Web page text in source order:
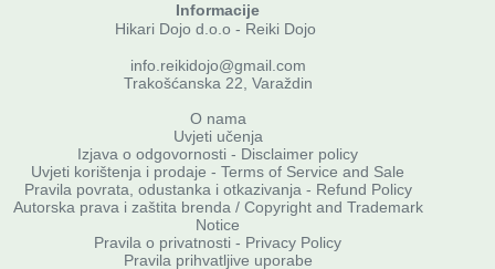
Informacije
Hikari Dojo d.o.o - Reiki Dojo
info.reikidojo@gmail.com
Trakošćanska 22, Varaždin
O nama
Uvjeti učenja
Izjava o odgovornosti - Disclaimer policy
Uvjeti korištenja i prodaje - Terms of Service and Sale
Pravila povrata, odustanka i otkazivanja - Refund Policy
Autorska prava i zaštita brenda / Copyright and Trademark
Notice
Pravila o privatnosti - Privacy Policy
Pravila prihvatljive uporabe